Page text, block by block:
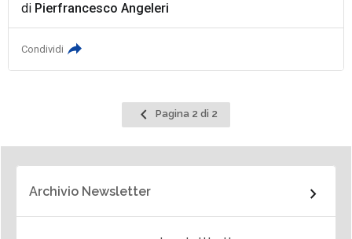
di Pierfrancesco Angeleri
Condividi
Pagina
precedente
Pagina 2 di 2
Archivio Newsletter